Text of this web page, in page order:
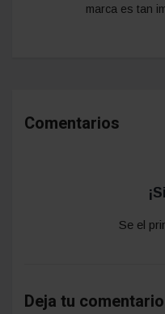
marca es tan
Comentarios
Se el
Deja tu comentario